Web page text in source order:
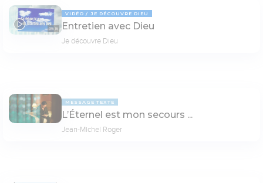
05:16
VIDÉO JE DÉCOUVRE DIEU
Entretien avec Dieu
Je découvre Dieu
MESSAGE TEXTE
L’Éternel est mon secours ...
Jean-Michel Roger